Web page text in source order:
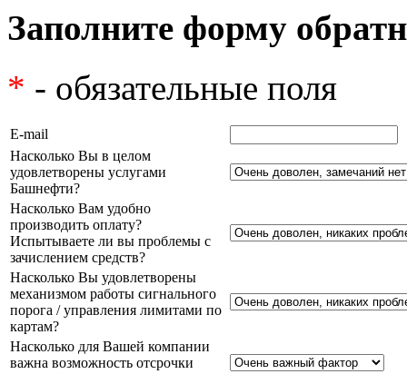
Заполните форму
* - обязательные поля
E-mail
Насколько Вы в целом
удовлетворены услугами
Башнефти?
Насколько Вам удобно
производить оплату?
Испытываете ли вы проблемы с
зачислением средств?
Насколько Вы удовлетворены
механизмом работы сигнального
порога / управления лимитами по
картам?
Насколько для Вашей компании
важна возможность отсрочки